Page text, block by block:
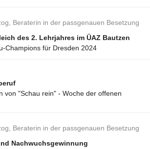
Beraterin in der passgenauen Besetzung
des 2. Lehrjahres im ÜAZ Bautzen
Champions für Dresden 2024
von "Schau rein" - Woche der offenen
Beraterin in der passgenauen Besetzung
Nachwuchsgewinnung